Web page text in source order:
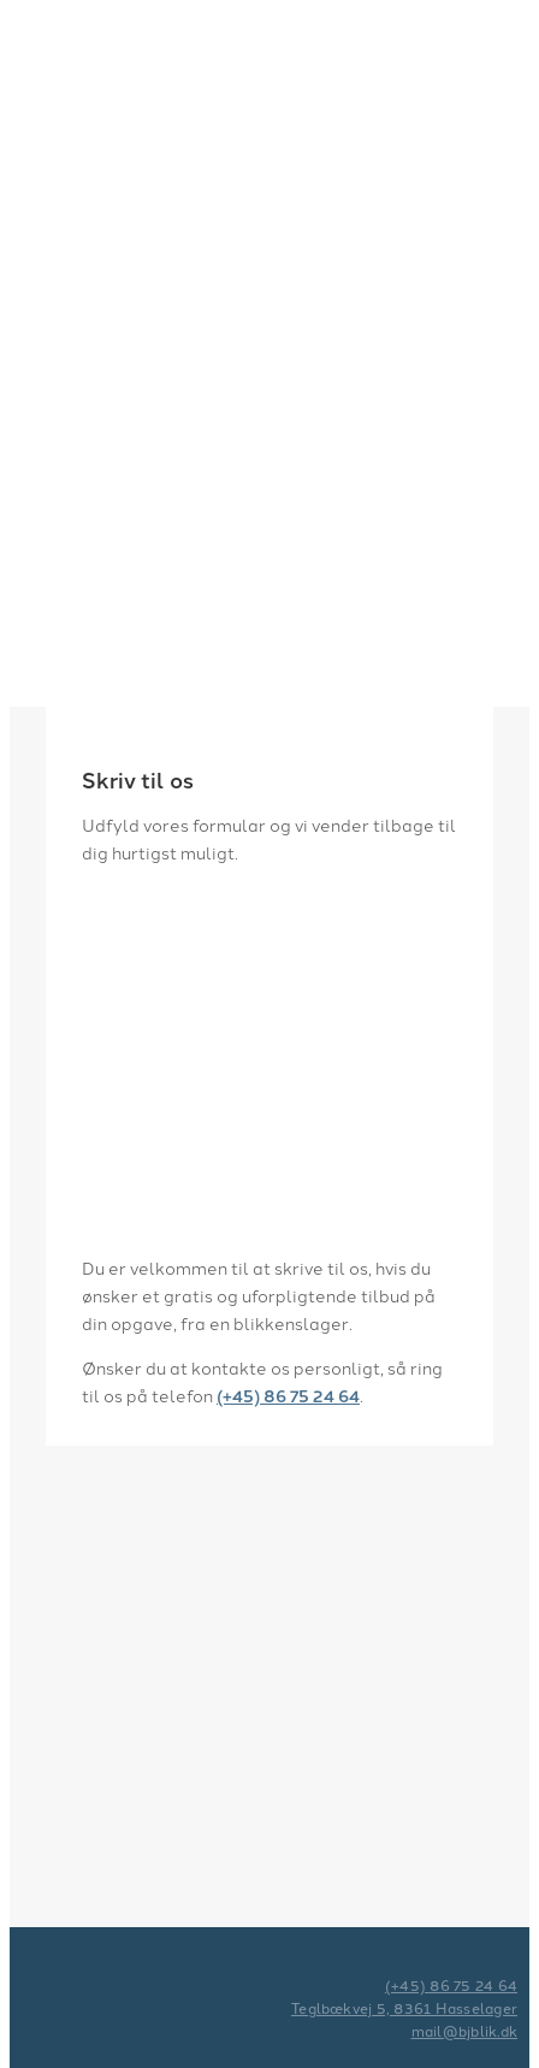
Skriv til os
Udfyld vores formular og vi vender tilbage til
dig hurtigst muligt.​
Du er velkommen til at skrive til os, hvis du
ønsker et gratis og uforpligtende tilbud på
din opgave, fra en blikkenslager.
Ønsker du at kontakte os personligt, så ring
til os på telefon (+45) 86 75 24 64
(+45) 86 75 24 64
Teglbækvej 5, 8361 Hasselager
mail@bjblik.dk